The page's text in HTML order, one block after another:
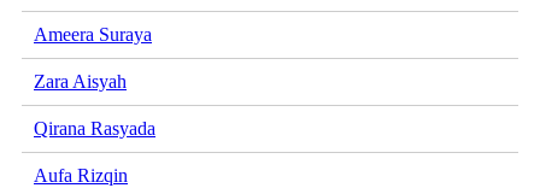
Ameera Suraya
Zara Aisyah
Qirana Rasyada
Aufa Rizqin